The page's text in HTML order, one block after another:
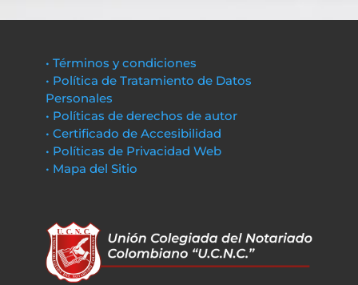
• Términos y condiciones
• Política de Tratamiento de Datos
Personales
• Políticas de derechos de autor
• Certificado de Accesibilidad
• Políticas de Privacidad Web
• Mapa del Sitio